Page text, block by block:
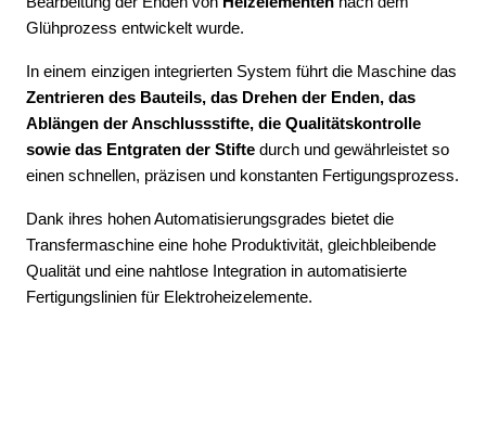
Glühprozess entwickelt wurde.
In einem einzigen integrierten System führt die Maschine das
Zentrieren des Bauteils, das Drehen der Enden, das
Ablängen der Anschlussstifte, die Qualitätskontrolle
sowie das Entgraten der Stifte durch und gewährleistet so
einen schnellen, präzisen und konstanten Fertigungsprozess.
Dank ihres hohen Automatisierungsgrades bietet die
Transfermaschine eine hohe Produktivität, gleichbleibende
Qualität und eine nahtlose Integration in automatisierte
Fertigungslinien für Elektroheizelemente.